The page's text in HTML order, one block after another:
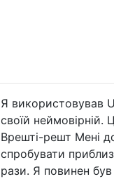
Я використовував
своїй неймовірній.
Врешті-решт Мені
спробувати
рази. Я повинен